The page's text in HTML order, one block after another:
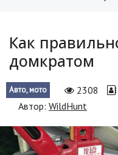
Экономика
Происшествия
Россия
Как
домкратом
Авто, мото 2308
Автор: WildHunt